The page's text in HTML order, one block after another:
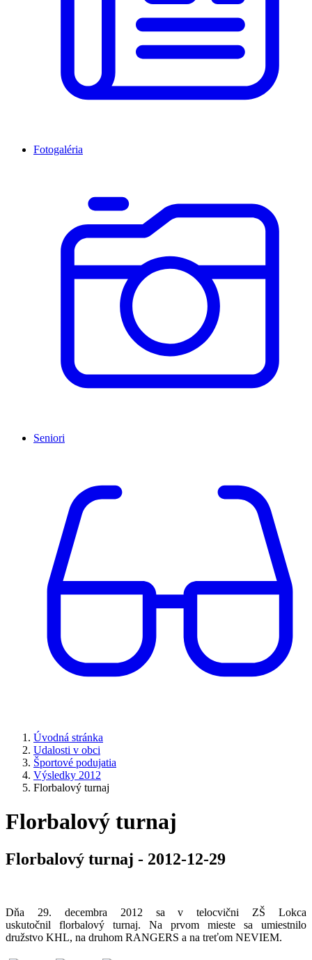
Fotogaléria
Seniori
Úvodná stránka
Udalosti v obci
Športové podujatia
Výsledky 2012
Florbalový turnaj
Florbalový turnaj
Florbalový turnaj - 2012-12-29
Dňa 29. decembra 2012 sa v telocvični ZŠ Lokca
uskutočnil florbalový turnaj. Na prvom mieste sa umiestnilo
družstvo KHL, na druhom RANGERS a na treťom NEVIEM.